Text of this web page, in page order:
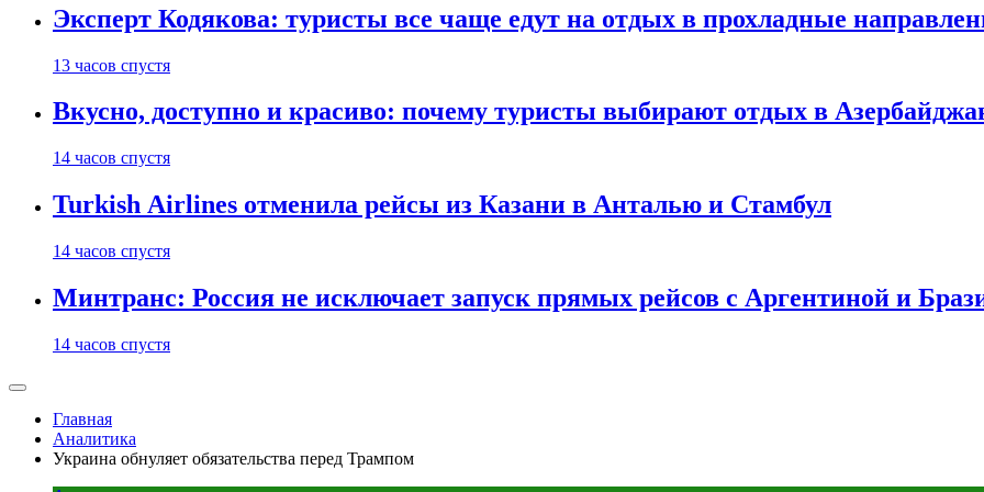
Эксперт Кодякова: туристы все чаще едут на отдых в прохладные
13 часов спустя
Вкусно, доступно и красиво: почему туристы выбирают отдых в
14 часов спустя
Turkish Airlines отменила рейсы из Казани в Анталью и Стамбул
14 часов спустя
Минтранс: Россия не исключает запуск прямых рейсов с Аргентиной и
14 часов спустя
Главная
Аналитика
Украина обнуляет обязательства перед Трампом